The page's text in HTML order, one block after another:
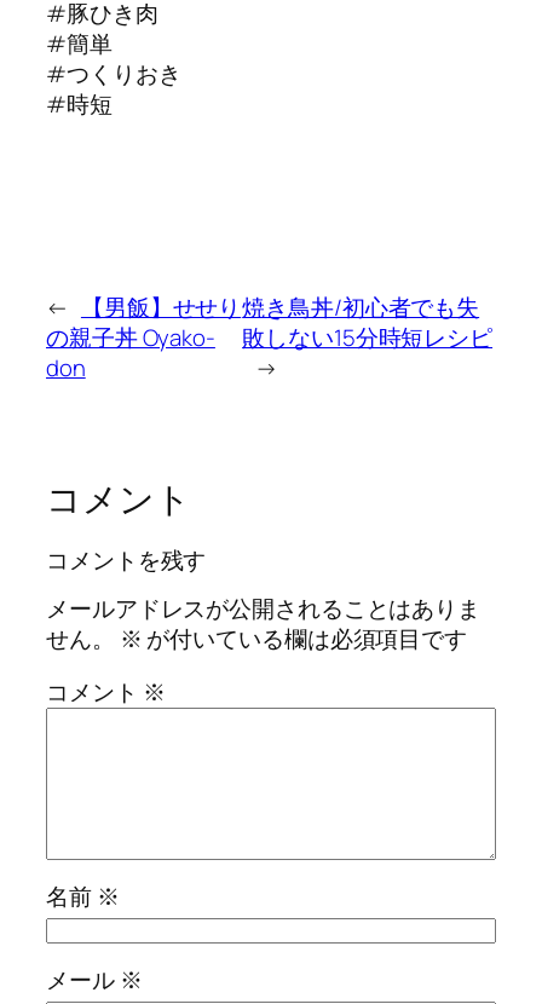
#豚ひき肉
#簡単
#つくりおき
#時短
←
【男飯】せせり
の親子丼 Oyako-
don
焼き鳥丼/初心者でも失
敗しない15分時短レシピ
→
コメント
コメントを残す
メールアドレスが公開されることはありま
せん。
※ が付いている欄は必須項目です
コメント ※
名前 ※
メール ※